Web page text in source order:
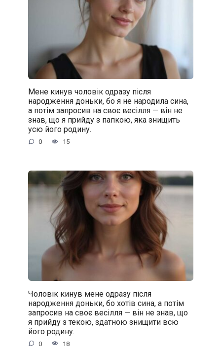
Мене кинув чоловік одразу після
народження доньки, бо я не народила сина,
а потім запросив на своє весілля — він не
знав, що я прийду з папкою, яка знищить
усю його родину.
0 15
Чоловік кинув мене одразу після
народження доньки, бо хотів сина, а потім
запросив на своє весілля — він не знав, що
я прийду з текою, здатною знищити всю
його родину.
0 18